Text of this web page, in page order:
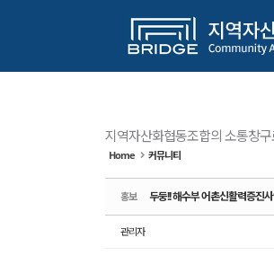
지역자산화협동조합의 소통창
Home 커뮤니티
홍보 두둥!! 해수부 어촌신활력증진
관리자